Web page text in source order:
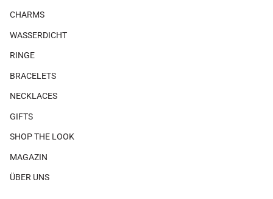
CHARMS
WASSERDICHT
RINGE
BRACELETS
NECKLACES
GIFTS
SHOP THE LOOK
MAGAZIN
ÜBER UNS